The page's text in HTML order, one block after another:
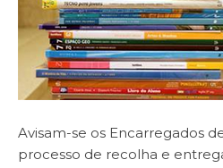
Avisam-se os Encarregados
processo de recolha e